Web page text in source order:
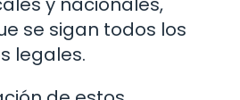
se sigan todos los
legales.